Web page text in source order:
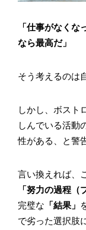
「仕事がなく
なら最高だ」
そう考えるのは
しかし、ボスト
しんでいる活動
性がある、と警
言い換えれば、
「努力の過程（
完璧な 「結果」
で劣った選択肢